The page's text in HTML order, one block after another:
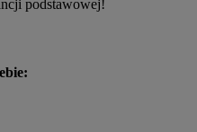
podstawowej!